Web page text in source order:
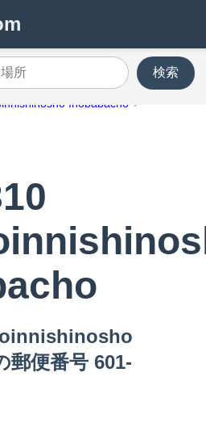
所
検索
Inobabacho
便番号 601-